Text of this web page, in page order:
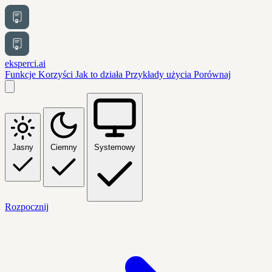
eksperci.ai
Funkcje Korzyści Jak to działa Przykłady użycia Porównaj
Jasny Ciemny Systemowy
Rozpocznij